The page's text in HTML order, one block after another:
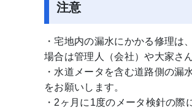
注意
・宅地内の漏水にかかる修理
場合は管理人（会社）や大家さ
・水道メータを含む道路側の漏
をお願いします。
・2ヶ月に1度のメータ検針の